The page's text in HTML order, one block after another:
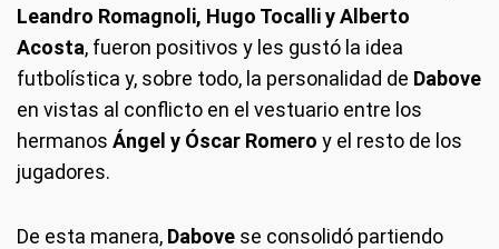
Leandro Romagnoli, Hugo Tocalli y Alberto
Acosta, fueron positivos y les gustó la idea
futbolística y, sobre todo, la personalidad de Dabove
en vistas al conflicto en el vestuario entre los
hermanos Ángel y Óscar Romero y el resto de los
jugadores.
De esta manera, Dabove se consolidó partiendo